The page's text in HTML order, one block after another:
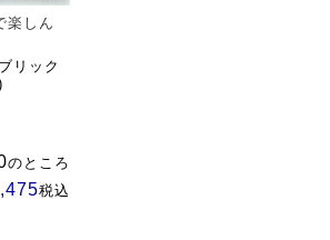
楽しん
リック
のところ
税込